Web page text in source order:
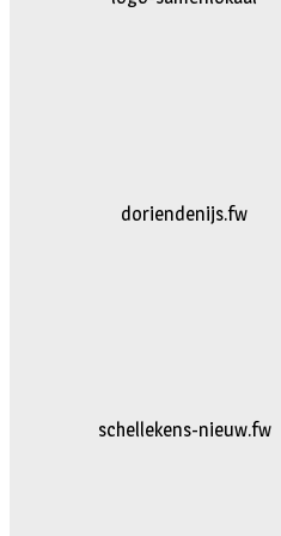
logo-bakkerijvanDoorn
logo-vanhattum-nieuw.fw